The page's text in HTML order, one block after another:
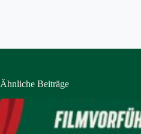
Ähnliche Beiträge